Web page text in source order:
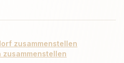
zusammenstellen